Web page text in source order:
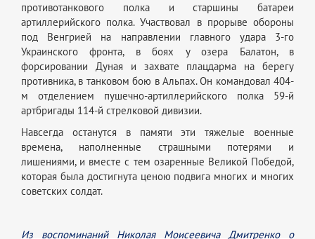
противотанкового полка и старшины батареи
артиллерийского полка. Участвовал в прорыве обороны
под Венгрией на направлении главного удара 3-го
Украинского фронта, в боях у озера Балатон, в
форсировании Дуная и захвате плацдарма на берегу
противника, в танковом бою в Альпах. Он командовал 404-
м отделением пушечно-артиллерийского полка 59-й
артбригады 114-й стрелковой дивизии.
Навсегда останутся в памяти эти тяжелые военные
времена, наполненные страшными потерями и
лишениями, и вместе с тем озаренные Великой Победой,
которая была достигнута ценою подвига многих и многих
советских солдат.
Из воспоминаний Николая Моисеевича Дмитренко о